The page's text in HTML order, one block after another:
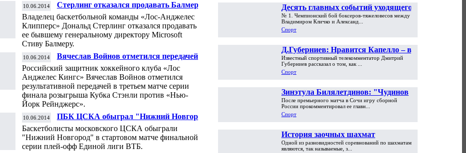
10.06.2014
Стерлинг отказался продавать Балмеру
«Лос-Анджелес Клипперс»
Владелец баскетбольной команды «Лос-Анджелес
Клипперс» Дональд Стерлинг отказался продавать
ее бывшему генеральному директору Microsoft
Стиву Балмеру.
10.06.2014
Вячеслав Войнов отметился передачей в
финале Кубка Стэнли
Российский защитник хоккейного клуба «Лос
Анджелес Кингс» Вячеслав Войнов отметился
результативной передачей в третьем матче серии
финала розыгрыша Кубка Стэнли против «Нью-
Йорк Рейнджерс».
10.06.2014
ПБК ЦСКА обыграл "Нижний Новгород"
в стартовом матче финала Единой лиги
ВТБ
Баскетболисты московского ЦСКА обыграли
"Нижний Новгород" в стартовом матче финальной
серии плей-офф Единой лиги ВТБ.
Десять главных событий уходящего
года в российском спорте
№ 1. Чемпионский бой боксеров-тяжеловесов между
Владимиром Кличко и Александ...
Спорт
Д.Губерниев: Нравится Капелло – в
сравнении с петрушкой-Адвокатом
Известный спортивный телекомментатор Дмитрий
Губерниев рассказал о том, как ...
Спорт
Зинэтула Билялетдинов: "Чудинов
мог оформить хет-трик, а Еременко -
сыграть и получше"
После премьерного матча в Сочи игру сборной
России прокомментировал ее главн...
Спорт
История заочных шахмат
Одной из разновидностей соревнований по шахматам
являются, так называемые, з...